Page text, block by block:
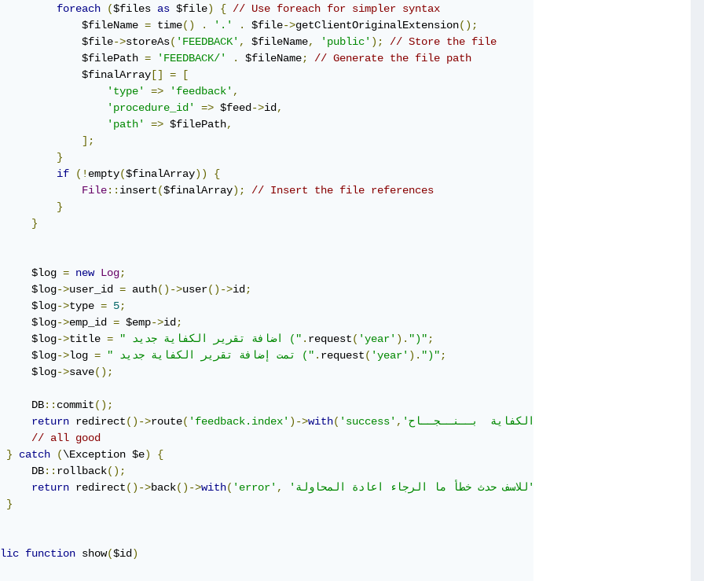
foreach
($files as $file) { // Use foreach for simpler syntax
$fileName
= time() . '.' . $file->getClientOriginalExtension();
$file
->storeAs( 'FEEDBACK' , $fileName, 'public' );
// Store the file
$filePath
= 'FEEDBACK/' . $fileName;
// Generate the file path
$finalArray
[] =
[
'type'
=> 'feedback' ,
'procedure_id'
=> $feed ->id ,
'path'
=> $filePath,
];
}
if
(! empty($finalArray))
{
File:: insert($finalArray);
// Insert the file references
}
}
$log
= new Log;
$log
->user_id = auth()->user()->id ;
$log
->type = 5;
$log
->emp_id = $emp->id ;
$log
->title = " اضافة تقرير الكفاية جديد (" . request( 'year' ). ")" ;
$log
->log = " تمت إضافة تقرير الكفاية جديد (" . request( 'year' ). ")" ;
$log
->save();
DB
:: commit();
return redirect()->route( 'feedback.index' )->with( 'success' ,
// all good
}
catch (\Exception $e)
{
DB
:: rollback();
return redirect()->back()->with( 'error' , 'للاسف حدث خطأ ما الرجاء اعادة المحاولة'
}
function show($id )